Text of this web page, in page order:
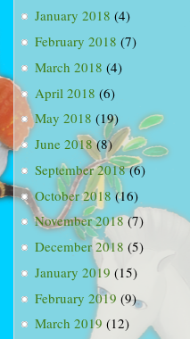
January 2018 (4)
February 2018 (7)
March 2018 (4)
April 2018 (6)
May 2018 (19)
June 2018(8)
September 2018(6)
October 2018(16)
November 2018(7)
December 2018 (5)
January 2019 (15)
February 2019 (9)
March 2019 (12)